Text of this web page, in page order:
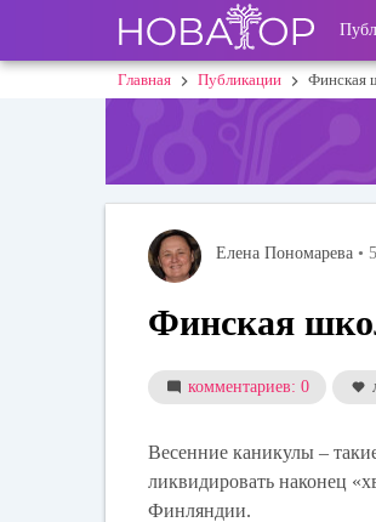
основному
User
account
Строка
Главная Публикации Финская
Елена Пономарева •
Финская
комментариев: 0
Весенние каникулы –
ликвидировать наконец
Финляндии.